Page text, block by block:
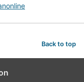
Back to top